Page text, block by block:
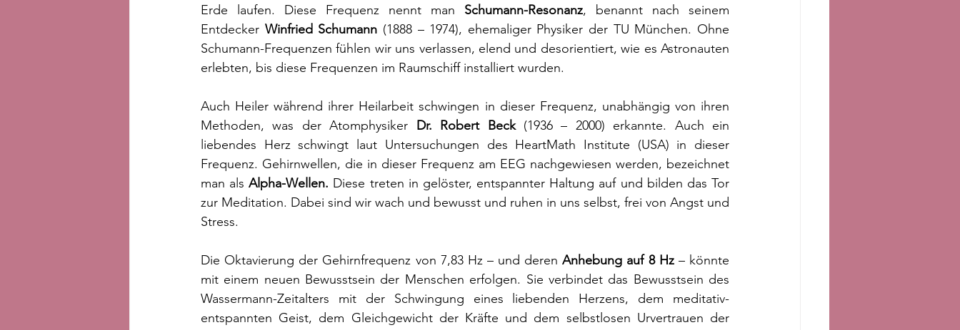
Erde laufen. Diese Frequenz nennt man Schumann-Resonanz, benannt nach seinem
Entdecker Winfried Schumann (1888 – 1974), ehemaliger Physiker der TU München. Ohne
Schumann-Frequenzen fühlen wir uns verlassen, elend und desorientiert, wie es Astronauten
erlebten, bis diese Frequenzen im Raumschiff installiert wurden.
Auch Heiler während ihrer Heilarbeit schwingen in dieser Frequenz, unabhängig von ihren
Methoden, was der Atomphysiker Dr. Robert Beck (1936 – 2000) erkannte. Auch ein
liebendes Herz schwingt laut Untersuchungen des HeartMath Institute (USA) in dieser
Frequenz. Gehirnwellen, die in dieser Frequenz am EEG nachgewiesen werden, bezeichnet
man als Alpha-Wellen. Diese treten in gelöster, entspannter Haltung auf und bilden das Tor
zur Meditation. Dabei sind wir wach und bewusst und ruhen in uns selbst, frei von Angst und
Stress.
Die Oktavierung der Gehirnfrequenz von 7,83 Hz – und deren Anhebung auf 8 Hz – könnte
mit einem neuen Bewusstsein der Menschen erfolgen. Sie verbindet das Bewusstsein des
Wassermann-Zeitalters mit der Schwingung eines liebenden Herzens, dem meditativ-
entspannten Geist, dem Gleichgewicht der Kräfte und dem selbstlosen Urvertrauen der